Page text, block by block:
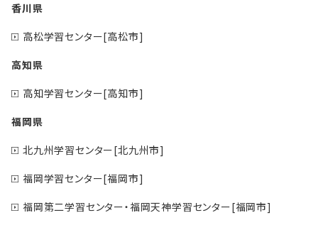
香川県
高松学習センター[高松市]
高知県
高知学習センター[高知市]
福岡県
北九州学習センター[北九州市]
福岡学習センター[福岡市]
福岡第二学習センター・福岡天神学習センター[福岡市]